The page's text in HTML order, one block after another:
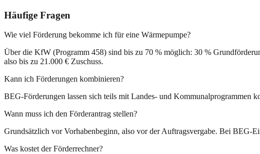
Häufige Fragen
Wie viel Förderung bekomme ich für eine Wärmepumpe?
Über die KfW (Programm 458) sind bis zu 70 % möglich: 30 %
also bis zu 21.000 € Zuschuss.
Kann ich Förderungen kombinieren?
BEG-Förderungen lassen sich teils mit Landes- und Kommunalprogrammen
Wann muss ich den Förderantrag stellen?
Grundsätzlich vor Vorhabenbeginn, also vor der Auftragsvergabe. Bei BEG-
Was kostet der Förderrechner?